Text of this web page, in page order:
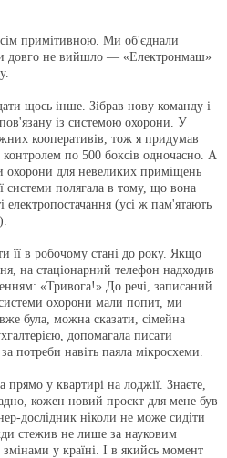
примітивною. Ми об'єднали
довго не вийшло — «Електронмаш»
щось інше. Зібрав нову команду і
із системою охорони. У
кооперативів, тож я придумав
по 500 боксів одночасно. А
охорони для невеликих приміщень
системи полягала в тому, що вона
електропостачання (усі ж пам'ятають
її в робочому стані до року. Якщо
на стаціонарний телефон надходив
«Тривога!» До речі, записаний
охорони мали попит, ми
була, можна сказати, сімейна
допомагала писати
потреби навіть паяла мікросхеми.
у квартирі на лоджії. Знаєте,
кожен новий проєкт для мене був
дослідник ніколи не може сидіти
стежив не лише за науковим
у країні. І в якийсь момент